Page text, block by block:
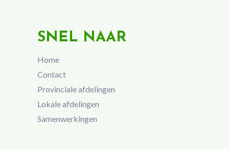
SNEL NAAR
Home
Contact
Provinciale afdelingen
Lokale afdelingen
Samenwerkingen